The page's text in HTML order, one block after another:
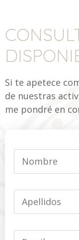
Si te apetece
de nuestras
me pondré en